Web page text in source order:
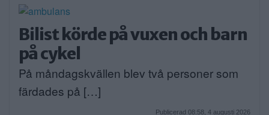
Bilist körde på vuxen och barn
på cykel
På måndagskvällen blev två personer som
färdades på […]
Publicerad 08:58, 4 augusti 2026